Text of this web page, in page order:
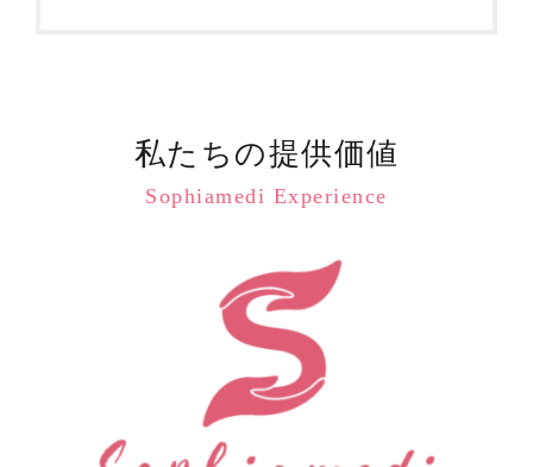
私たちの提供価値
Sophiamedi Experience